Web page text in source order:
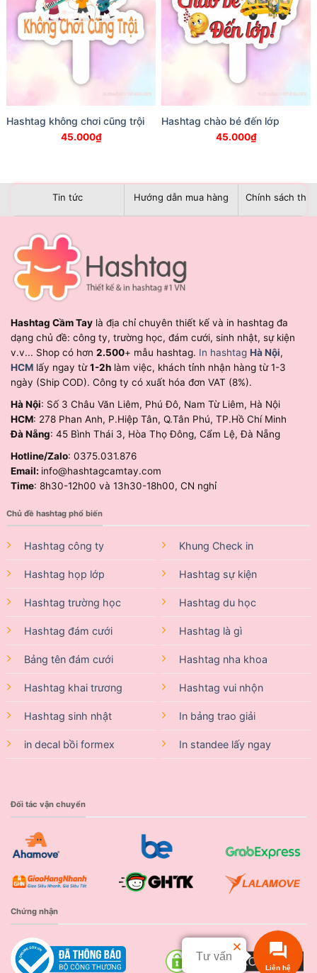
Hashtag không chơi cũng trội
45.000₫
Hashtag chào bé đến lớp
45.000₫
Tin tức Hướng dẫn mua hàng Chính sách
Hashtag Cầm Tay là địa chỉ chuyên thiết kế và in hashtag đa
dạng chủ đề: công ty, trường học, đám cưới, sinh nhật, sự kiện
v.v... Shop có hơn 2.500+ mẫu hashtag. In hashtag Hà Nội,
HCM lấy ngay từ1-2h làm việc, khách tỉnh nhận hàng từ 1-3
ngày (Ship COD). Công ty có xuất hóa đơn VAT (8%).
Hà Nội: Số 3 Châu Văn Liêm, Phú Đô, Nam Từ Liêm, Hà Nội
HCM: 278 Phan Anh, P.Hiệp Tân, Q.Tân Phú, TP.Hồ Chí Minh
Đà Nẵng: 45 Bình Thái 3, Hòa Thọ Đông, Cẩm Lệ, Đà Nẵng
Hotline/Zalo: 0375.031.876
Email: info@hashtagcamtay.com
Time: 8h30-12h00 và 13h30-18h00, CN nghỉ
Chủ đề hashtag phổ biến
Hashtag công ty
Hashtag họp lớp
Hashtag trường học
Hashtag đám cưới
Bảng tên đám cưới
Hashtag khai trương
Hashtag sinh nhật
in decal bồi formex
Khung Check in
Hashtag sự kiện
Hashtag du học
Hashtag là gì
Hashtag nha khoa
Hashtag vui nhộn
In bảng trao giải
In standee lấy ngay
Đối tác vận chuyển
Chứng nhận
Liên hệ
Tư vấn